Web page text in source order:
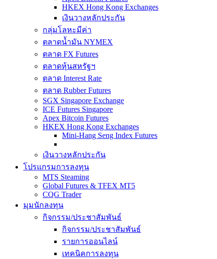
HKEX Hong Kong Exchanges
เงินวางหลักประกัน
กลุ่มโลหะมีค่า
ตลาดน้ำมัน NYMEX
ตลาด FX Futures
ตลาดหุ้นสหรัฐฯ
ตลาด Interest Rate
ตลาด Rubber Futures
SGX Singapore Exchange
ICE Futures Singapore
Apex Bitcoin Futures
HKEX Hong Kong Exchanges
Mini-Hang Seng Index Futures
เงินวางหลักประกัน
โปรแกรมการลงทุน
MTS Steaming
Global Futures & TFEX MT5
CQG Trader
มุมนักลงทุน
กิจกรรม/ประชาสัมพันธ์
กิจกรรม/ประชาสัมพันธ์
รายการออนไลน์
เทคนิคการลงทุน